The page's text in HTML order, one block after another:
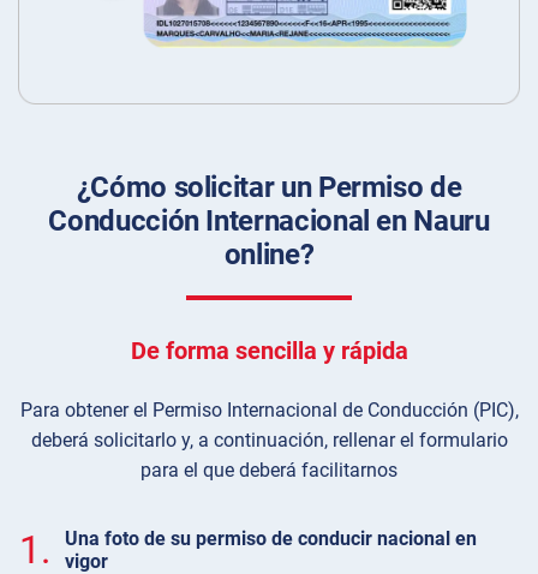
¿Cómo solicitar un Permiso de
Conducción Internacional en Nauru
online?
De forma sencilla y rápida
Para obtener el Permiso Internacional de Conducción (PIC),
deberá solicitarlo y, a continuación, rellenar el formulario
para el que deberá facilitarnos
1.
Una foto de su permiso de conducir nacional en
vigor